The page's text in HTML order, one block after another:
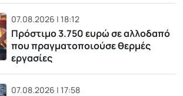
07.08.2026 | 18:12
Πρόστιμο 3.750 ευρώ σε αλλοδαπό
που πραγματοποιούσε θερμές
εργασίες
07.08.2026 | 17:58